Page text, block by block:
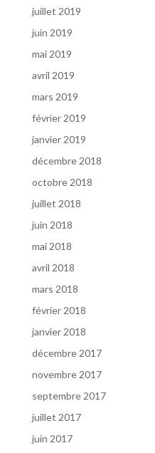
juillet 2019
juin 2019
mai 2019
avril 2019
mars 2019
février 2019
janvier 2019
décembre 2018
octobre 2018
juillet 2018
juin 2018
mai 2018
avril 2018
mars 2018
février 2018
janvier 2018
décembre 2017
novembre 2017
septembre 2017
juillet 2017
juin 2017